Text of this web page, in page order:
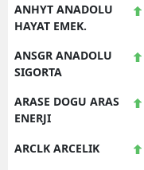
ANHYT ANADOLU
HAYAT EMEK.
ANSGR ANADOLU
SIGORTA
ARASE DOGU ARAS
ENERJI
ARCLK ARCELIK